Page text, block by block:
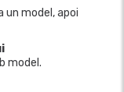
un model, apoi
model.